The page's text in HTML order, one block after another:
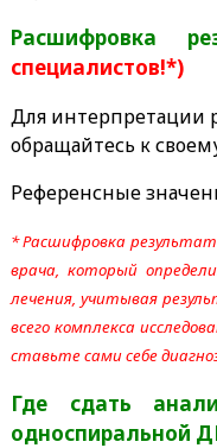
Расшифровка
специалистов!*)
Для интерпретации
обращайтесь к
Референсные
* Расшифровка
врача, который
лечения, учитывая
всего комплекса
ставьте сами себе
Где сдать
односпиральной